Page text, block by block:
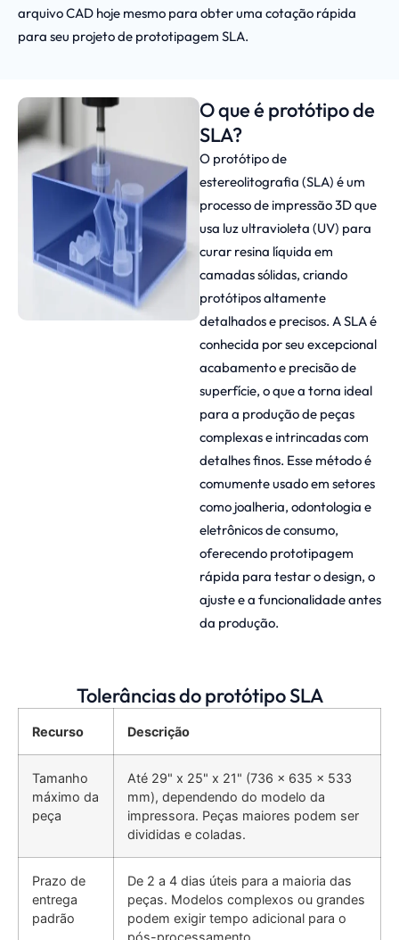
arquivo CAD hoje mesmo para obter uma cotação rápida
para seu projeto de prototipagem SLA.
O que é protótipo de
SLA?
O protótipo de
estereolitografia (SLA) é um
processo de impressão 3D que
usa luz ultravioleta (UV) para
curar resina líquida em
camadas sólidas, criando
protótipos altamente
detalhados e precisos. A SLA é
conhecida por seu excepcional
acabamento e precisão de
superfície, o que a torna ideal
para a produção de peças
complexas e intrincadas com
detalhes finos. Esse método é
comumente usado em setores
como joalheria, odontologia e
eletrônicos de consumo,
oferecendo prototipagem
rápida para testar o design, o
ajuste e a funcionalidade antes
da produção.
Tolerâncias do protótipo SLA
Recurso Descrição
Tamanho
máximo da
peça
Até 29" x 25" x 21" (736 x 635 x 533
mm), dependendo do modelo da
impressora. Peças maiores podem ser
divididas e coladas.
Prazo de
entrega
padrão
De 2 a 4 dias úteis para a maioria das
peças. Modelos complexos ou grandes
podem exigir tempo adicional para o
pós-processamento.